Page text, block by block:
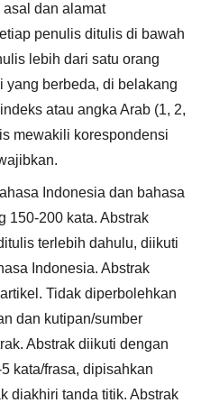
dan alamat
penulis ditulis di bawah
lebih dari satu orang
yang berbeda, di belakang
atau angka Arab (1, 2,
mewakili korespondensi
Indonesia dan bahasa
150-200 kata. Abstrak
terlebih dahulu, diikuti
Indonesia. Abstrak
Tidak diperbolehkan
dan kutipan/sumber
Abstrak diikuti dengan
kata/frasa, dipisahkan
diakhiri tanda titik. Abstrak